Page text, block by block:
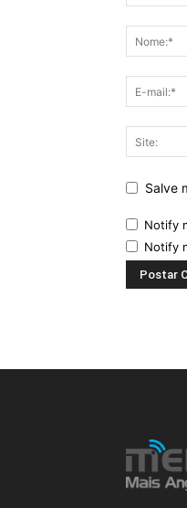
Salve
Notify
Notify